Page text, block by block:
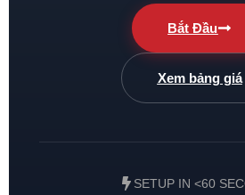
Bắt Đầu
Xem bảng giá
SETUP IN <60